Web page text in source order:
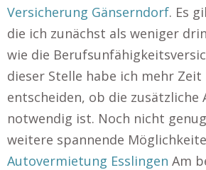
Versicherung Gänserndorf. Es
die ich zunächst als weniger
wie die
dieser Stelle habe ich mehr
entscheiden, ob die zusätzliche
notwendig ist. Noch nicht
weitere spannende
Autovermietung Esslingen Am